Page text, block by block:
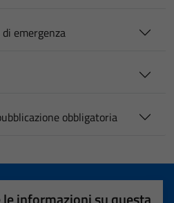
emergenza
obbligatoria